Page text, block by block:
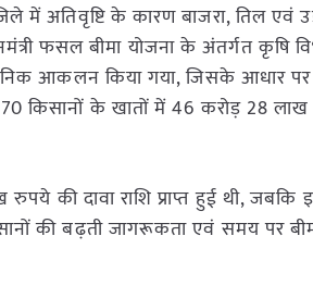
में अतिवृष्टि के कारण बाजरा, तिल एवं
फसल बीमा योजना के अंतर्गत कृषि
आकलन किया गया, जिसके आधार पर
किसानों के खातों में 46 करोड़ 28
की दावा राशि प्राप्त हुई थी, जबकि
की बढ़ती जागरूकता एवं समय पर